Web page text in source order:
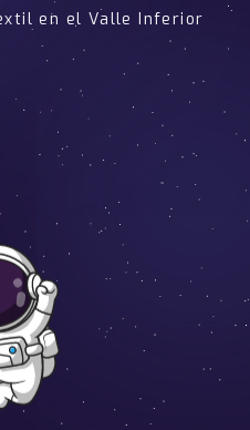
en el Valle Inferior